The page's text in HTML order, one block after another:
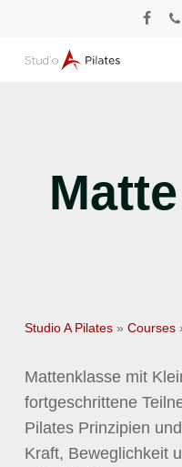
main
Studio A Pilates» Courses
Mattenklasse mit
fortgeschrittene
Pilates Prinzipien
Kraft, Beweglichkeit